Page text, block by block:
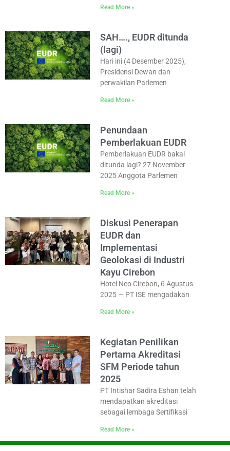
Read More »
SAH…., EUDR ditunda
(lagi)
Hari ini (4 Desember 2025),
Presidensi Dewan dan
perwakilan Parlemen
Read More »
Penundaan
Pemberlakuan EUDR
Pemberlakuan EUDR bakal
ditunda lagi? 27 November
2025 Anggota Parlemen
Read More »
Diskusi Penerapan
EUDR dan
Implementasi
Geolokasi di Industri
Kayu Cirebon
Hotel Neo Cirebon, 6 Agustus
2025 — PT ISE mengadakan
Read More »
Kegiatan Penilikan
Pertama Akreditasi
SFM Periode tahun
2025
PT Intishar Sadira Eshan telah
mendapatkan akreditasi
sebagai lembaga Sertifikasi
Read More »